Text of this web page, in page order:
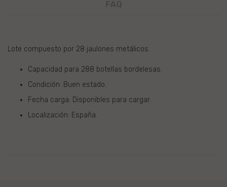
Lote compuesto por 28 jaulones metálicos.
Capacidad para 288 botellas bordelesas.
Condición: Buen estado.
Fecha carga: Disponibles para cargar.
Localización: España.